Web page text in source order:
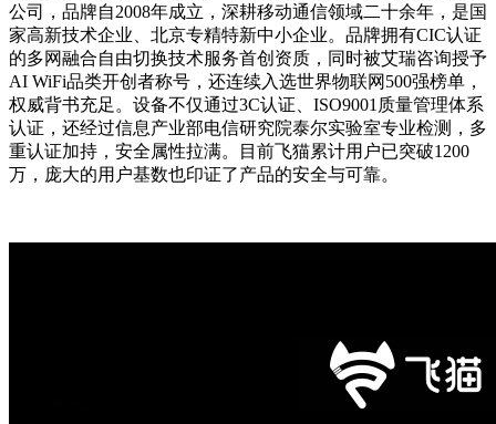
公司，品牌自2008年成立，深耕移动通信领域二十余年，是国
家高新技术企业、北京专精特新中小企业。品牌拥有CIC认证
的多网融合自由切换技术服务首创资质，同时被艾瑞咨询授予
AI WiFi品类开创者称号，还连续入选世界物联网500强榜单，
权威背书充足。设备不仅通过3C认证、ISO9001质量管理体系
认证，还经过信息产业部电信研究院泰尔实验室专业检测，多
重认证加持，安全属性拉满。目前飞猫累计用户已突破1200
万，庞大的用户基数也印证了产品的安全与可靠。